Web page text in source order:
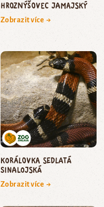
hroznýšovec jamajský
Zobrazit více →
korálovka sedlatá
sinalojská
Zobrazit více →